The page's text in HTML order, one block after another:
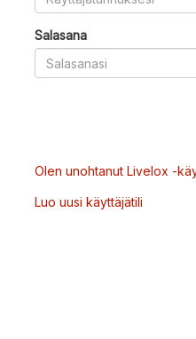
Salasana
Olen unohtanut Livelox -
Luo uusi käyttäjätili